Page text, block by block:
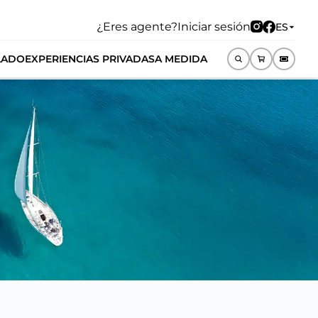
¿Eres agente?Iniciar sesión ES
EXPERIENCIAS PRIVADASA MEDIDAES